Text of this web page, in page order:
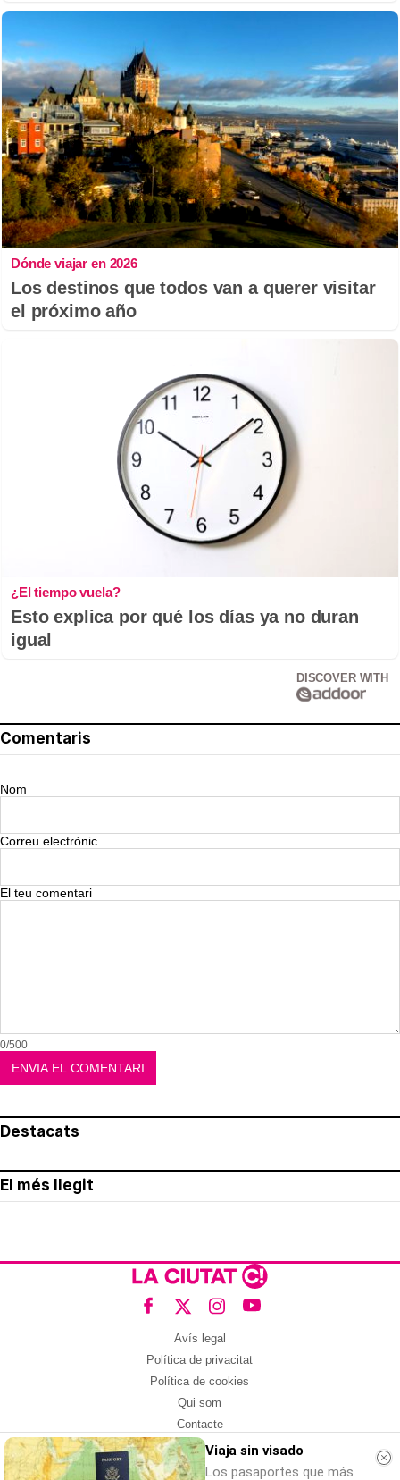
Dónde viajar en 2026
Los destinos que todos van a querer visitar
el próximo año
¿El tiempo vuela?
Esto explica por qué los días ya no duran
igual
DISCOVER WITH
Comentaris
Nom
Correu electrònic
El teu comentari
0/500
Destacats
El més llegit
Avís legal
Política de privacitat
Política de cookies
Qui som
Contacte
Xarxes socials
Amb col·laboració de:
Viaja sin visado
Los pasaportes que más